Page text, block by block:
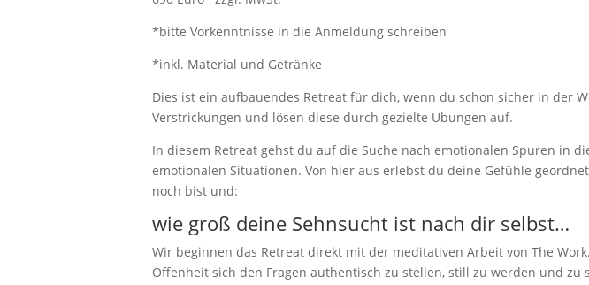
*bitte Vorkenntnisse in die Anmeldung schreiben
*inkl. Material und Getränke
Dies ist ein aufbauendes Retreat für dich, wenn du schon sicher in der
Verstrickungen und lösen diese durch gezielte Übungen auf.
In diesem Retreat gehst du auf die Suche nach emotionalen Spuren in
emotionalen Situationen. Von hier aus erlebst du deine Gefühle
noch bist und:
wie groß deine Sehnsucht ist nach dir selbst…
Wir beginnen das Retreat direkt mit der meditativen Arbeit von The
Offenheit sich den Fragen authentisch zu stellen, still zu werden und